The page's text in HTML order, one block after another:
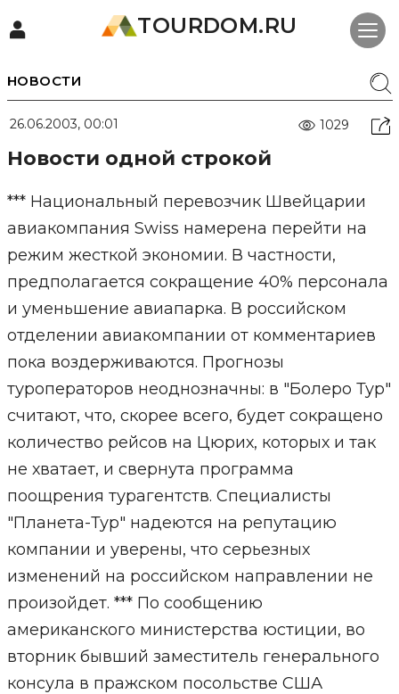
TOURDOM.RU
НОВОСТИ
26.06.2003, 00:01 1029
Новости одной строкой
*** Национальный перевозчик Швейцарии
авиакомпания Swiss намерена перейти на
режим жесткой экономии. В частности,
предполагается сокращение 40% персонала
и уменьшение авиапарка. В российском
отделении авиакомпании от комментариев
пока воздерживаются. Прогнозы
туроператоров неоднозначны: в "Болеро Тур"
считают, что, скорее всего, будет сокращено
количество рейсов на Цюрих, которых и так
не хватает, и свернута программа
поощрения турагентств. Специалисты
"Планета-Тур" надеются на репутацию
компании и уверены, что серьезных
изменений на российском направлении не
произойдет. *** По сообщению
американского министерства юстиции, во
вторник бывший заместитель генерального
консула в пражском посольстве США